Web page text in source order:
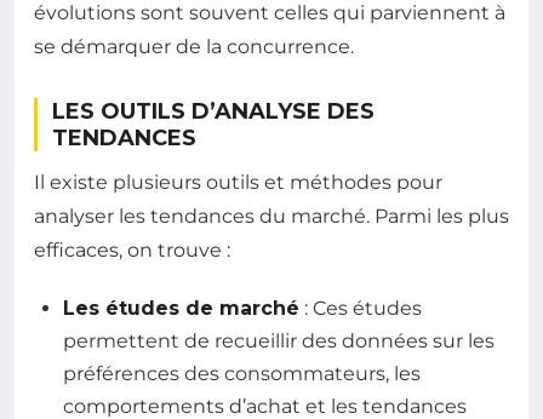
évolutions sont souvent celles qui parviennent à
se démarquer de la concurrence.
LES OUTILS D’ANALYSE DES
TENDANCES
Il existe plusieurs outils et méthodes pour
analyser les tendances du marché. Parmi les plus
efficaces, on trouve :
Les études de marché : Ces études
permettent de recueillir des données sur les
préférences des consommateurs, les
comportements d’achat et les tendances